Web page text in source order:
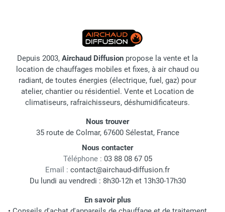
Depuis 2003, Airchaud Diffusion propose la vente et la
location de chauffages mobiles et fixes, à air chaud ou
radiant, de toutes énergies (électrique, fuel, gaz) pour
atelier, chantier ou résidentiel. Vente et Location de
climatiseurs, rafraichisseurs, déshumidificateurs.
Nous trouver
35 route de Colmar, 67600 Sélestat, France
Nous contacter
Téléphone : 03 88 08 67 05
Email : contact@airchaud-diffusion.fr
Du lundi au vendredi : 8h30-12h et 13h30-17h30
En savoir plus